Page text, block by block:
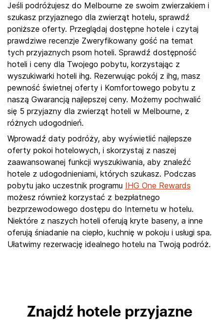
Jeśli podróżujesz do Melbourne ze swoim zwierzakiem i
szukasz przyjaznego dla zwierząt hotelu, sprawdź
poniższe oferty. Przeglądaj dostępne hotele i czytaj
prawdziwe recenzje Zweryfikowany gość na temat
tych przyjaznych psom hoteli. Sprawdź dostępność
hoteli i ceny dla Twojego pobytu, korzystając z
wyszukiwarki hoteli ihg. Rezerwując pokój z ihg, masz
pewność świetnej oferty i Komfortowego pobytu z
naszą Gwarancją najlepszej ceny. Możemy pochwalić
się 5 przyjazny dla zwierząt hoteli w Melbourne, z
różnych udogodnień.
Wprowadź daty podróży, aby wyświetlić najlepsze
oferty pokoi hotelowych, i skorzystaj z naszej
zaawansowanej funkcji wyszukiwania, aby znaleźć
hotele z udogodnieniami, których szukasz. Podczas
pobytu jako uczestnik programu IHG One Rewards
możesz również korzystać z bezpłatnego
bezprzewodowego dostępu do Internetu w hotelu.
Niektóre z naszych hoteli oferują kryte baseny, a inne
oferują śniadanie na ciepło, kuchnię w pokoju i usługi spa.
Ułatwimy rezerwację idealnego hotelu na Twoją podróż.
Znajdź hotele przyjazne